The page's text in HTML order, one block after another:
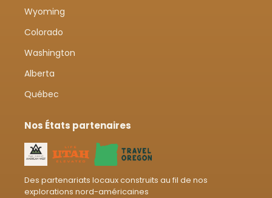
Wyoming
Colorado
Washington
Alberta
Québec
Nos États partenaires
Des partenariats locaux construits au fil de nos
explorations nord-américaines